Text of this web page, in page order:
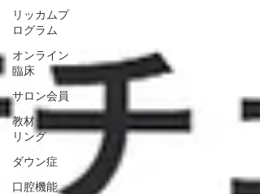
リッカムプ
ログラム
オンライン
臨床
サロン会員
教材シェア
リング
ダウン症
口腔機能